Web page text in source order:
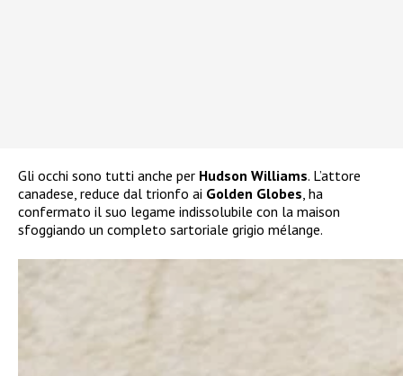
Gli occhi sono tutti anche per Hudson Williams. L’attore
canadese, reduce dal trionfo ai Golden Globes, ha
confermato il suo legame indissolubile con la maison
sfoggiando un completo sartoriale grigio mélange.